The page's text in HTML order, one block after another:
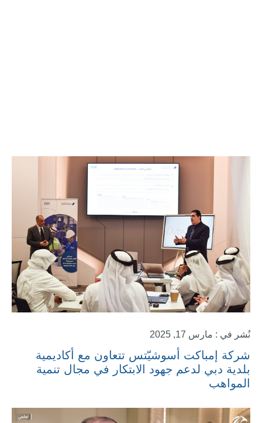
نُشر في : مارس 17, 2025
شركة إمباكت أسوشيّتس تتعاون مع أكاديمية
بلدية دبي لدعم جهود الابتكار في مجال تنمية
المواهب